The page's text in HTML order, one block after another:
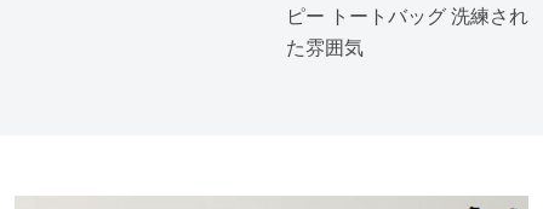
ピー トートバッグ 洗練され
た雰囲気